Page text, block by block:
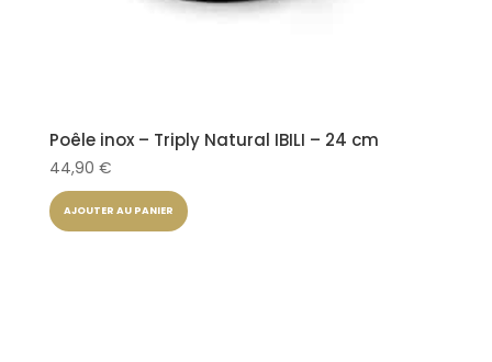
Poêle inox – Triply Natural IBILI – 24 cm
44,90 €
AJOUTER AU PANIER